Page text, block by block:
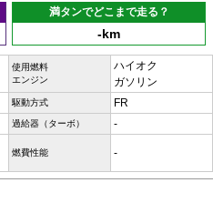
満タンでどこまで走る？
-km
使用燃料
エンジン
ハイオク
ガソリン
駆動方式 FR
過給器（ターボ） -
燃費性能 -